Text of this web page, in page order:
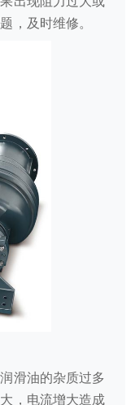
，及时维修。
滑油的杂质过多
，电流增大造成